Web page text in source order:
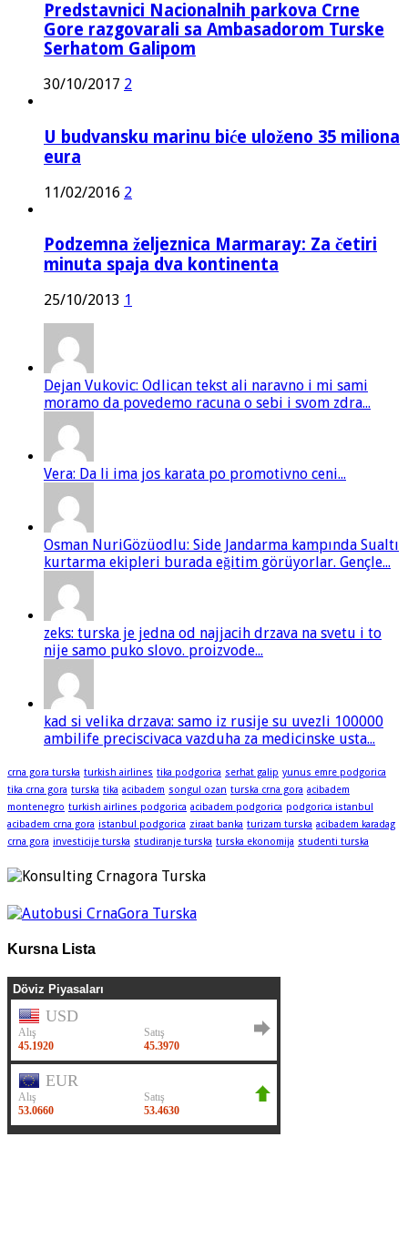
Predstavnici Nacionalnih parkova Crne
Gore razgovarali sa Ambasadorom Turske
Serhatom Galipom
30/10/2017 2
U budvansku marinu biće uloženo 35 miliona
eura
11/02/2016 2
Podzemna željeznica Marmaray: Za četiri
minuta spaja dva kontinenta
25/10/2013 1
Dejan Vukovic: Odlican tekst ali naravno i mi sami
moramo da povedemo racuna o sebi i svom zdra...
Vera: Da li ima jos karata po promotivno ceni...
Osman NuriGözüodlu: Side Jandarma kampında Sualtı
kurtarma ekipleri burada eğitim görüyorlar. Gençle...
zeks: turska je jedna od najjacih drzava na svetu i to
nije samo puko slovo. proizvode...
kad si velika drzava: samo iz rusije su uvezli 100000
ambilife preciscivaca vazduha za medicinske usta...
crna gora turska turkish airlines tika podgorica serhat galip yunus emre podgorica
tika crna gora turska tika acibadem songul ozan turska crna gora acibadem
montenegro turkish airlines podgorica acibadem podgorica podgorica istanbul
acibadem crna gora istanbul podgorica ziraat banka turizam turska acibadem karadag
crna gora investicije turska studiranje turska turska ekonomija studenti turska
Kursna Lista